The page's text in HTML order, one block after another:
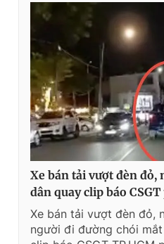
Xe bán tải vượt đèn đỏ,
dân quay clip báo
Xe bán tải vượt đèn đỏ,
người đi đường chói